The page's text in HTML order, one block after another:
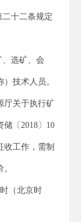
十二条规定
选矿、会
技术人员。
厅关于执行矿
〔2018〕10
收工作，需制
（北京时